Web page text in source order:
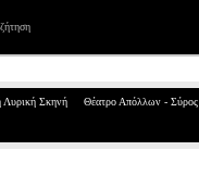
Λυρική Σκηνή Θέατρο Απόλλων - Σύρος